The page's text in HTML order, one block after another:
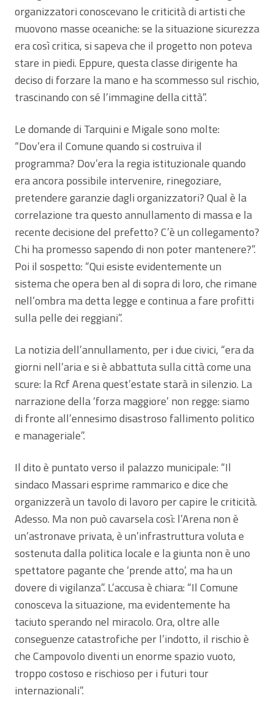
organizzatori conoscevano le criticità di artisti che
muovono masse oceaniche: se la situazione sicurezza
era così critica, si sapeva che il progetto non poteva
stare in piedi. Eppure, questa classe dirigente ha
deciso di forzare la mano e ha scommesso sul rischio,
trascinando con sé l’immagine della città”.
Le domande di Tarquini e Migale sono molte:
“Dov’era il Comune quando si costruiva il
programma? Dov’era la regia istituzionale quando
era ancora possibile intervenire, rinegoziare,
pretendere garanzie dagli organizzatori? Qual è la
correlazione tra questo annullamento di massa e la
recente decisione del prefetto? C’è un collegamento?
Chi ha promesso sapendo di non poter mantenere?”.
Poi il sospetto: “Qui esiste evidentemente un
sistema che opera ben al di sopra di loro, che rimane
nell’ombra ma detta legge e continua a fare profitti
sulla pelle dei reggiani”.
La notizia dell’annullamento, per i due civici, “era da
giorni nell’aria e si è abbattuta sulla città come una
scure: la Rcf Arena quest’estate starà in silenzio. La
narrazione della ‘forza maggiore’ non regge: siamo
di fronte all’ennesimo disastroso fallimento politico
e manageriale”.
Il dito è puntato verso il palazzo municipale: “Il
sindaco Massari esprime rammarico e dice che
organizzerà un tavolo di lavoro per capire le criticità.
Adesso. Ma non può cavarsela così: l’Arena non è
un’astronave privata, è un’infrastruttura voluta e
sostenuta dalla politica locale e la giunta non è uno
spettatore pagante che ‘prende atto’, ma ha un
dovere di vigilanza”. L’accusa è chiara: “Il Comune
conosceva la situazione, ma evidentemente ha
taciuto sperando nel miracolo. Ora, oltre alle
conseguenze catastrofiche per l’indotto, il rischio è
che Campovolo diventi un enorme spazio vuoto,
troppo costoso e rischioso per i futuri tour
internazionali”.